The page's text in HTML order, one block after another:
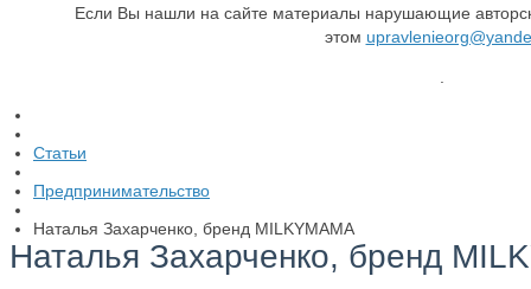
Если Вы нашли на сайте материалы нарушающие
этом
Статьи
Предпринимательство
Наталья Захарченко, бренд MILKYMAMA
Наталья Захарченко, бренд